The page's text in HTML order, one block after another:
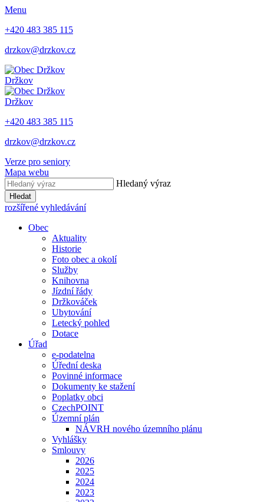
Menu
+420 483 385 115
drzkov@drzkov.cz
Držkov
Držkov
+420 483 385 115
drzkov@drzkov.cz
Verze pro seniory
Mapa webu
Hledaný výraz
Hledat
rozšířené vyhledávání
Obec
Aktuality
Historie
Foto obec a okolí
Služby
Knihovna
Jízdní řády
Držkováček
Ubytování
Letecký pohled
Dotace
Úřad
e-podatelna
Úřední deska
Povinné informace
Dokumenty ke stažení
Poplatky obci
CzechPOINT
Územní plán
NÁVRH nového územního plánu
Vyhlášky
Smlouvy
2026
2025
2024
2023